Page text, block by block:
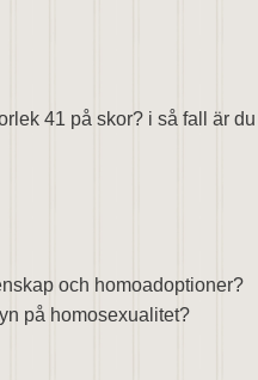
41 på skor? i så fall är du
och homoadoptioner?
på homosexualitet?